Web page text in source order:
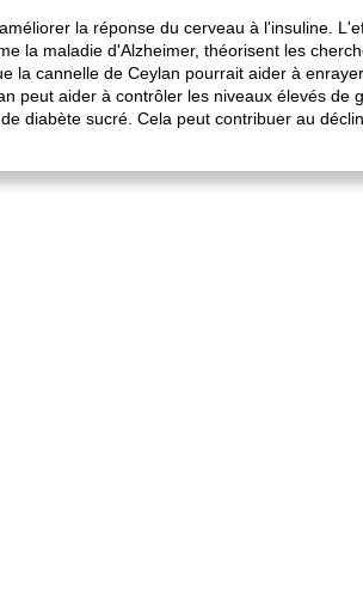
la réponse du cerveau à l'insuline.
la maladie d'Alzheimer, théorisent les
la cannelle de Ceylan pourrait aider à
peut aider à contrôler les niveaux élevés
diabète sucré. Cela peut contribuer au